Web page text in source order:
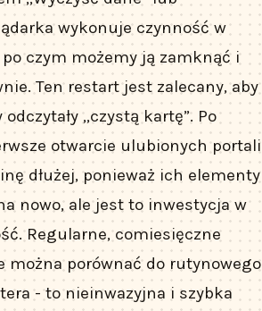
wykonuje czynność w
czym możemy ją zamknąć i
Ten restart jest zalecany, aby
„czystą kartę”. Po
otwarcie ulubionych portali
dłużej, ponieważ ich elementy
nowo, ale jest to inwestycja w
Regularne, comiesięczne
można porównać do rutynowego
- to nieinwazyjna i szybka